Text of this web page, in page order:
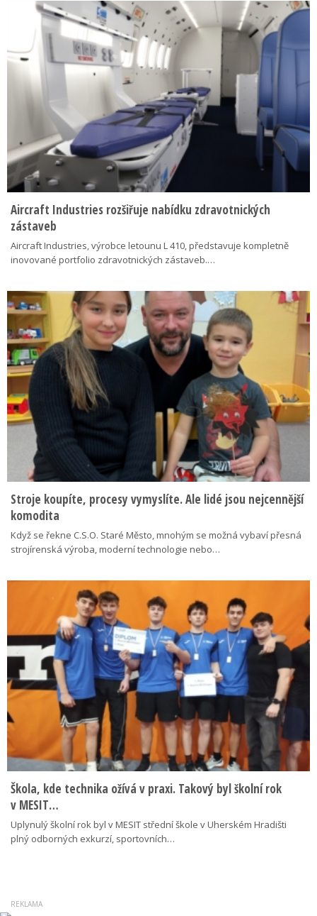
Aircraft Industries rozšiřuje nabídku zdravotnických
zástaveb
Aircraft Industries, výrobce letounu L 410, představuje kompletně
inovované portfolio zdravotnických zástaveb.…
Stroje koupíte, procesy vymyslíte. Ale lidé jsou nejcennější
komodita
Když se řekne C.S.O. Staré Město, mnohým se možná vybaví přesná
strojírenská výroba, moderní technologie nebo…
Škola, kde technika ožívá v praxi. Takový byl školní rok
v MESIT…
Uplynulý školní rok byl v MESIT střední škole v Uherském Hradišti
plný odborných exkurzí, sportovních…